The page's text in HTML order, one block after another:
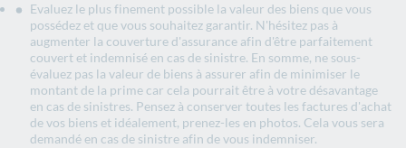
Evaluez le plus finement possible la valeur des biens que vous
possédez et que vous souhaitez garantir. N'hésitez pas à
augmenter la couverture d'assurance afin d'être parfaitement
couvert et indemnisé en cas de sinistre. En somme, ne sous-
évaluez pas la valeur de biens à assurer afin de minimiser le
montant de la prime car cela pourrait être à votre désavantage
en cas de sinistres. Pensez à conserver toutes les factures d'achat
de vos biens et idéalement, prenez-les en photos. Cela vous sera
demandé en cas de sinistre afin de vous indemniser.